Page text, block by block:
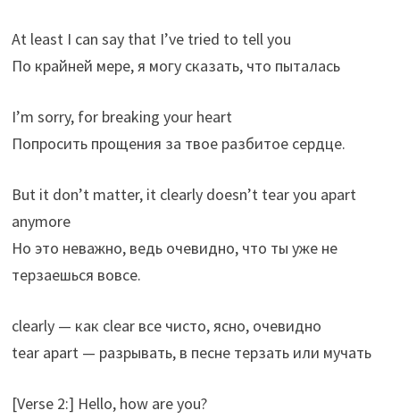
At least I can say that I’ve tried to tell you
По крайней мере, я могу сказать, что пыталась
I’m sorry, for breaking your heart
Попросить прощения за твое разбитое сердце.
But it don’t matter, it clearly doesn’t tear you apart
anymore
Но это неважно, ведь очевидно, что ты уже не
терзаешься вовсе.
clearly — как clear все чисто, ясно, очевидно
tear apart — разрывать, в песне терзать или мучать
[Verse 2:] Hello, how are you?